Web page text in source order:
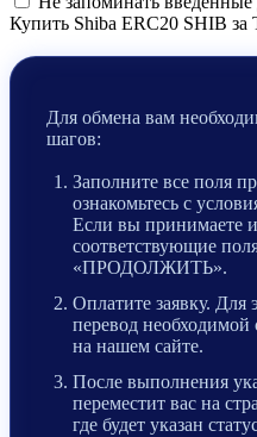
Купить Shiba ERC20 SHIB за
Для обмена вам
шагов:
Заполните все поля
ознакомьтесь с
Если вы принимаете
соответствующие
«ПРОДОЛЖИТЬ».
Оплатите заявку. Для
перевод
на нашем сайте.
После выполнения
переместит вас на
где будет указан